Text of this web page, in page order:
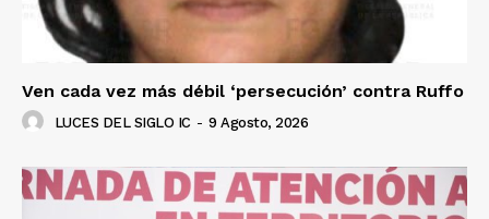
Ven cada vez más débil ‘persecución’ contra Ruffo
LUCES DEL SIGLO IC - 9 Agosto, 2026